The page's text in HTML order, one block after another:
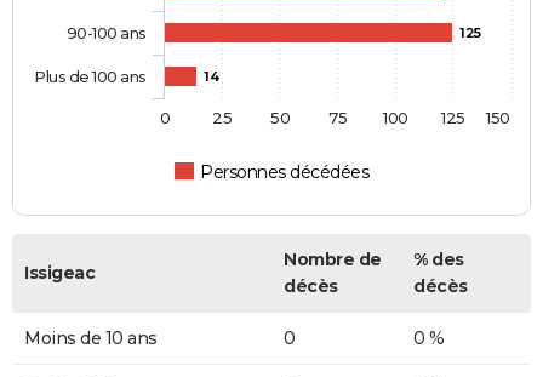
125
14
Personnes décédées
90-100 ans
Plus de 100 ans
0 25 50 75 100 125 150
Issigeac
Nombre de
décès
% des
décès
Moins de 10 ans 0 0 %